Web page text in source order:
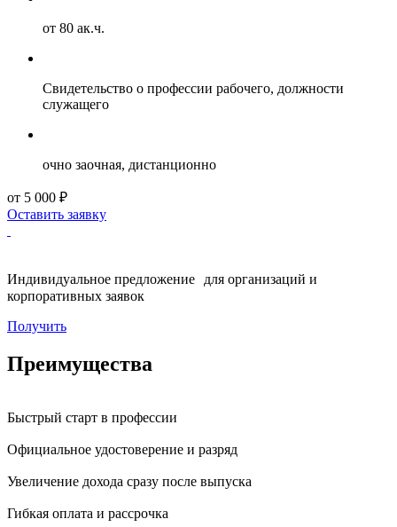
от 80 ак.ч.
Свидетельство о профессии рабочего, должности
служащего
очно заочная, дистанционно
от 5 000 ₽
Оставить заявку
Индивидуальное предложение для организаций и
корпоративных заявок
Получить
Преимущества
Быстрый старт в профессии
Официальное удостоверение и разряд
Увеличение дохода сразу после выпуска
Гибкая оплата и рассрочка